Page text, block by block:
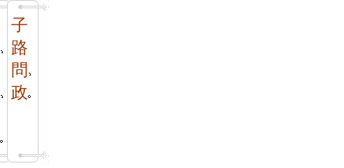
子
路
問
政